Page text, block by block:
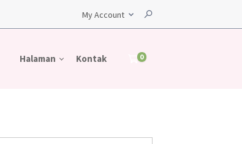
My Account
Halaman Kontak 0